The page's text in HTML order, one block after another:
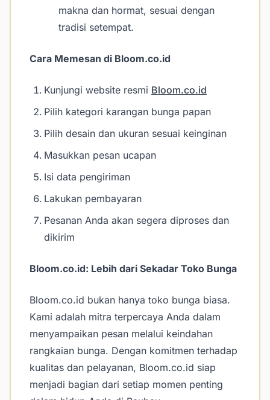
makna dan hormat, sesuai dengan
tradisi setempat.
Cara Memesan di Bloom.co.id
Kunjungi website resmi Bloom.co.id
Pilih kategori karangan bunga papan
Pilih desain dan ukuran sesuai keinginan
Masukkan pesan ucapan
Isi data pengiriman
Lakukan pembayaran
Pesanan Anda akan segera diproses dan
dikirim
Bloom.co.id: Lebih dari Sekadar Toko Bunga
Bloom.co.id bukan hanya toko bunga biasa.
Kami adalah mitra terpercaya Anda dalam
menyampaikan pesan melalui keindahan
rangkaian bunga. Dengan komitmen terhadap
kualitas dan pelayanan, Bloom.co.id siap
menjadi bagian dari setiap momen penting